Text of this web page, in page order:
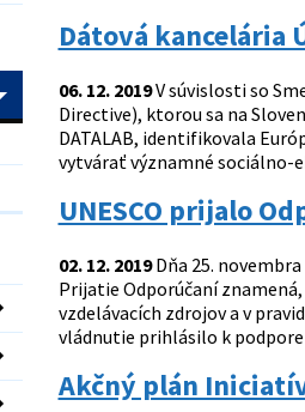
Dátová kancelária
06. 12. 2019V súvislosti so
Directive), ktorou sa na
DATALAB, identifikovala
vytvárať významné sociálno-
UNESCO prijalo
02. 12. 2019Dňa 25.
Prijatie Odporúčaní
vzdelávacích zdrojov a v
vládnutie prihlásilo k
Akčný plán